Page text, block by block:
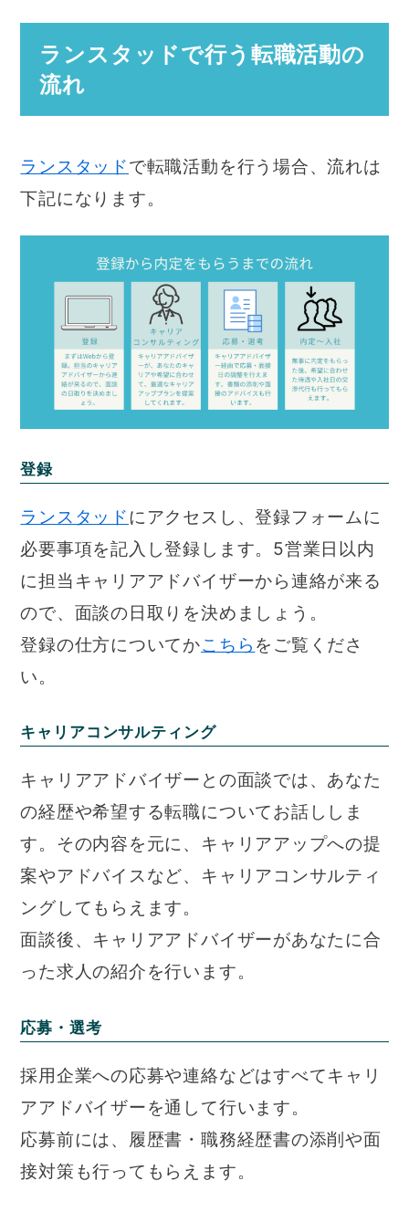
ランスタッドで行う転職活動の
流れ
ランスタッドで転職活動を行う場合、流れは
下記になります。
登録
ランスタッドにアクセスし、登録フォームに
必要事項を記入し登録します。5営業日以内
に担当キャリアアドバイザーから連絡が来る
ので、面談の日取りを決めましょう。
登録の仕方についてかこちら をご覧くださ
い。
キャリアコンサルティング
キャリアアドバイザーとの面談では、あなた
の経歴や希望する転職についてお話ししま
す。その内容を元に、キャリアアップへの提
案やアドバイスなど、キャリアコンサルティ
ングしてもらえます。
面談後、キャリアアドバイザーがあなたに合
った求人の紹介を行います。
応募・選考
採用企業への応募や連絡などはすべてキャリ
アアドバイザーを通して行います。
応募前には、履歴書・職務経歴書の添削や面
接対策も行ってもらえます。